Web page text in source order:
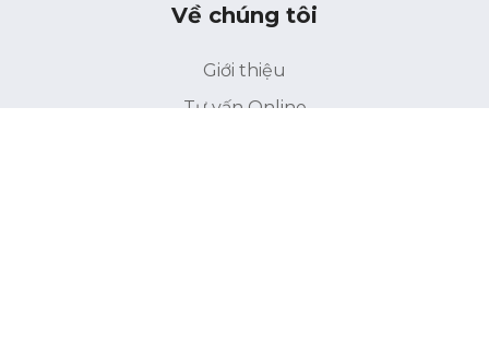
Về chúng tôi
Giới thiệu
Tư vấn Online